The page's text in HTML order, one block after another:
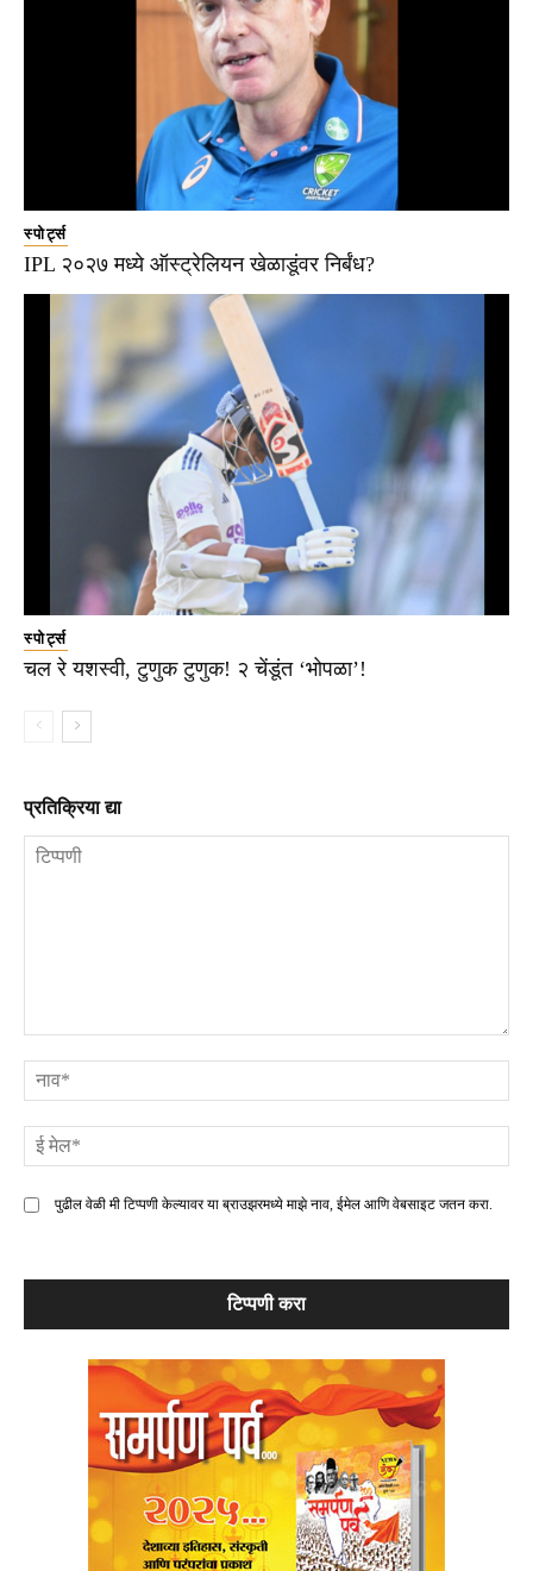
स्पोर्ट्स
IPL २०२७ मध्ये ऑस्ट्रेलियन खेळाडूंवर निर्बंध?
स्पोर्ट्स
चल रे यशस्वी, टुणुक टुणुक! २ चेंडूंत ‘भोपळा’!
प्रतिक्रिया द्या
पुढील वेळी मी टिप्पणी केल्यावर या ब्राउझरमध्ये माझे नाव, ईमेल आणि वेबसाइट जतन करा.